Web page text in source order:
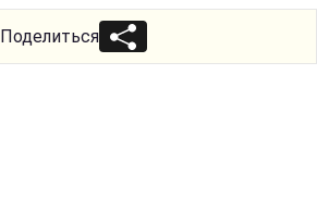
Поделиться